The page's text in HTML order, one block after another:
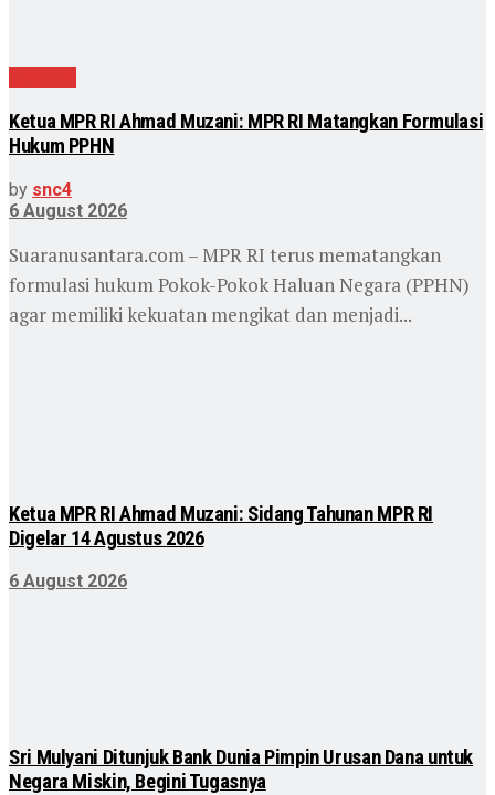
Ketua MPR RI Ahmad Muzani: MPR RI Matangkan Formulasi
Hukum PPHN
by snc4
6 August 2026
Suaranusantara.com – MPR RI terus mematangkan
formulasi hukum Pokok-Pokok Haluan Negara (PPHN)
agar memiliki kekuatan mengikat dan menjadi...
Ketua MPR RI Ahmad Muzani: Sidang Tahunan MPR RI
Digelar 14 Agustus 2026
6 August 2026
Sri Mulyani Ditunjuk Bank Dunia Pimpin Urusan Dana untuk
Negara Miskin, Begini Tugasnya